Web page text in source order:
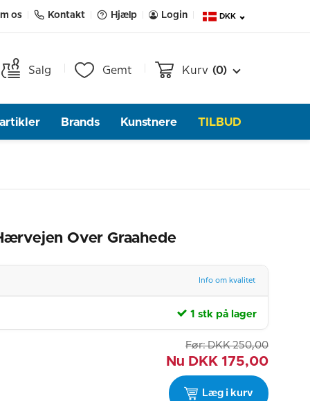
os Kontakt Hjælp Login DKK
Salg Gemt Kurv (0)
Brands Kunstnere TILBUD
Over Graahede
Info om kvalitet
1 stk på lager
Før: DKK 250,00
Nu DKK 175,00
Læg i kurv